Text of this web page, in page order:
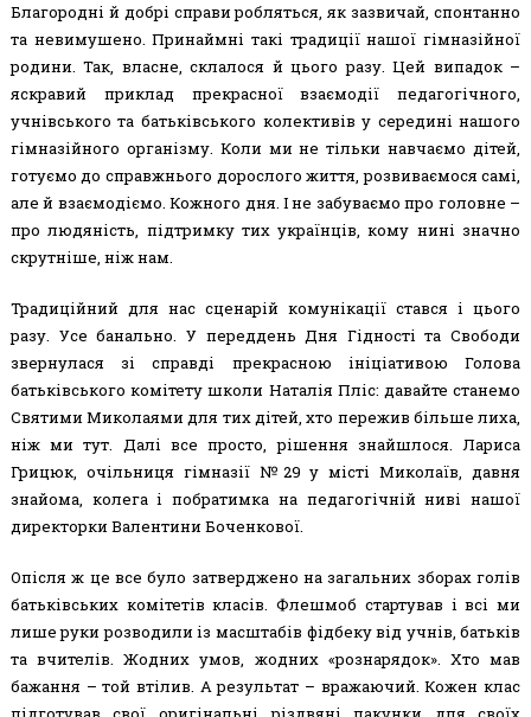
Благородні й добрі справи робляться, як зазвичай, спонтанно
та невимушено. Принаймні такі традиції нашої гімназійної
родини. Так, власне, склалося й цього разу. Цей випадок –
яскравий приклад прекрасної взаємодії педагогічного,
учнівського та батьківського колективів у середині нашого
гімназійного організму. Коли ми не тільки навчаємо дітей,
готуємо до справжнього дорослого життя, розвиваємося самі,
але й взаємодіємо. Кожного дня. І не забуваємо про головне –
про людяність, підтримку тих українців, кому нині значно
скрутніше, ніж нам.
Традиційний для нас сценарій комунікації стався і цього
разу. Усе банально. У переддень Дня Гідності та Свободи
звернулася зі справді прекрасною ініціативою Голова
батьківського комітету школи Наталія Пліс: давайте станемо
Святими Миколаями для тих дітей, хто пережив більше лиха,
ніж ми тут. Далі все просто, рішення знайшлося. Лариса
Грицюк, очільниця гімназії №29 у місті Миколаїв, давня
знайома, колега і побратимка на педагогічній ниві нашої
директорки Валентини Боченкової.
Опісля ж це все було затверджено на загальних зборах голів
батьківських комітетів класів. Флешмоб стартував і всі ми
лише руки розводили із масштабів фідбеку від учнів, батьків
та вчителів. Жодних умов, жодних «рознарядок». Хто мав
бажання – той втілив. А результат – вражаючий. Кожен клас